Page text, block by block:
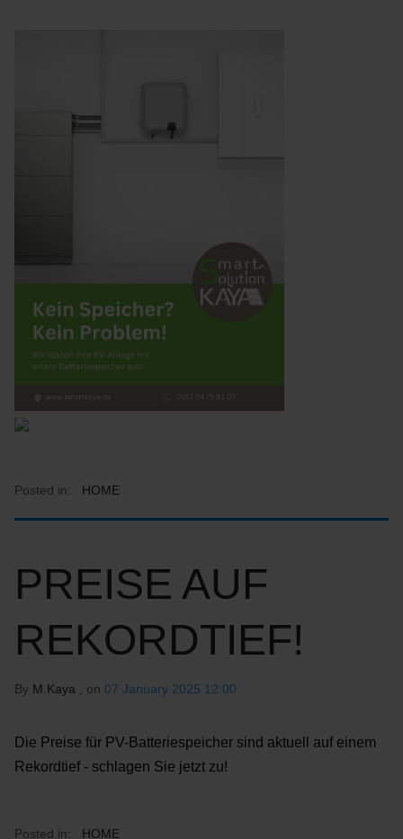
Posted in: HOME
PREISE AUF
REKORDTIEF!
By M.Kaya , on 07 January 2025 12:00
Die Preise für PV-Batteriespeicher sind aktuell auf einem
Rekordtief - schlagen Sie jetzt zu!
Posted in: HOME